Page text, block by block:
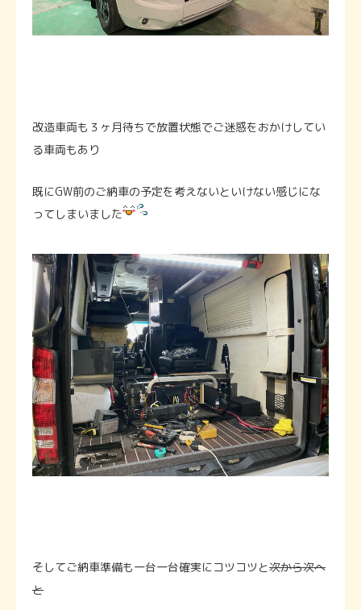
改造車両も３ヶ月待ちで放置状態でご迷惑をおかけしてい
る車両もあり
既にGW前のご納車の予定を考えないといけない感じにな
ってしまいました
そしてご納車準備も一台一台確実にコツコツと次から次へ
と